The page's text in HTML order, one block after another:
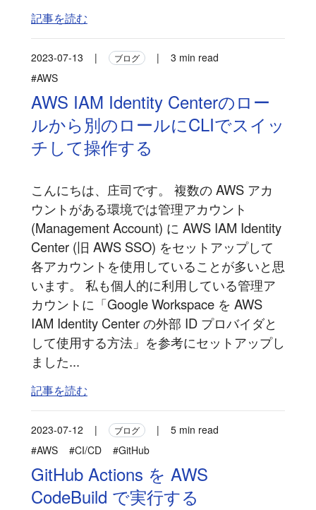
記事を読む
2023-07-13 | ブログ |
3 min read
#AWS
AWS IAM Identity Centerのロー
ルから別のロールにCLIでスイッ
チして操作する
こんにちは、庄司です。 複数の AWS アカ
ウントがある環境では管理アカウント
(Management Account) に AWS IAM Identity
Center (旧 AWS SSO) をセットアップして
各アカウントを使用していることが多いと思
います。 私も個人的に利用している管理ア
カウントに「Google Workspace を AWS
IAM Identity Center の外部 ID プロバイダと
して使用する方法」を参考にセットアップし
ました...
記事を読む
2023-07-12 | ブログ |
5 min read
#AWS
#CI/CD #GitHub
GitHub Actions を AWS
CodeBuild で実行する